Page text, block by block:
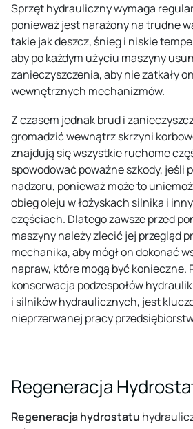
Sprzęt hydrauliczny wymaga
ponieważ jest narażony na trudne
takie jak deszcz, śnieg i niskie
aby po każdym użyciu maszyny
zanieczyszczenia, aby nie zatkały
wewnętrznych mechanizmów.
Z czasem jednak brud i
gromadzić wewnątrz skrzyni
znajdują się wszystkie ruchome
spowodować poważne szkody, jeśli
nadzoru, ponieważ może to
obieg oleju w łożyskach silnika i
częściach. Dlatego zawsze przed
maszyny należy zlecić jej przegląd
mechanika, aby mógł on dokonać
napraw, które mogą być konieczne.
konserwacja podzespołów
i silników hydraulicznych, jest
nieprzerwanej pracy
Regeneracja
Regeneracja hydrostatu